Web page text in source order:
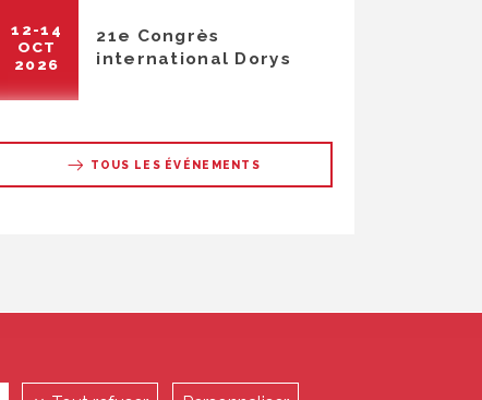
12-14
OCT
2026
21e Congrès
international Dorys
TOUS LES ÉVÉNEMENTS